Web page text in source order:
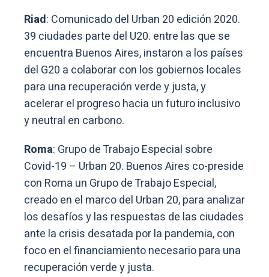
Riad: Comunicado del Urban 20 edición 2020.
39 ciudades parte del U20. entre las que se
encuentra Buenos Aires, instaron a los países
del G20 a colaborar con los gobiernos locales
para una recuperación verde y justa, y
acelerar el progreso hacia un futuro inclusivo
y neutral en carbono.
Roma: Grupo de Trabajo Especial sobre
Covid-19 – Urban 20. Buenos Aires co-preside
con Roma un Grupo de Trabajo Especial,
creado en el marco del Urban 20, para analizar
los desafíos y las respuestas de las ciudades
ante la crisis desatada por la pandemia, con
foco en el financiamiento necesario para una
recuperación verde y justa.